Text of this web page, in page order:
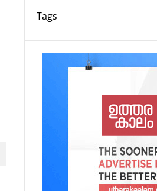
Tags